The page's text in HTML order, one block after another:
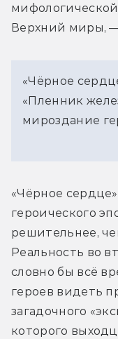
Верхний миры,
«Чёрное
«Пленник
мироздание
«Чёрное
героического
решительнее,
Реальность во
словно бы всё
героев видеть
загадочного
которого